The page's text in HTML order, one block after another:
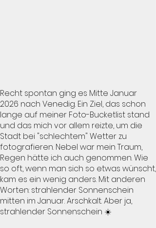
Recht spontan ging es Mitte Januar
2026 nach Venedig. Ein Ziel, das schon
lange auf meiner Foto-Bucketlist stand
und das mich vor allem reizte, um die
Stadt bei "schlechtem" Wetter zu
fotografieren. Nebel war mein Traum,
Regen hätte ich auch genommen. Wie
so oft, wenn man sich so etwas wünscht,
kam es ein wenig anders. Mit anderen
Worten: strahlender Sonnenschein
mitten im Januar. Arschkalt. Aber ja,
strahlender Sonnenschein ☀️